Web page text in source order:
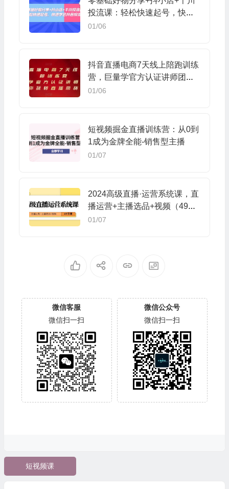
投流课：轻松快速起号，快速
学会抖音投流
01/06
抖音直播电商7天线上陪跑训练
营，巨量学官方认证讲师团带
你玩转直播带货
01/06
短视频掘金直播训练营：从0到
1成为金牌全能-销售型主播
01/07
2024高级直播·运营系统课，直
播运营+主播选品+视频（49节
课）
01/07
微信客服
微信扫一扫
微信公众号
微信扫一扫
短视频课